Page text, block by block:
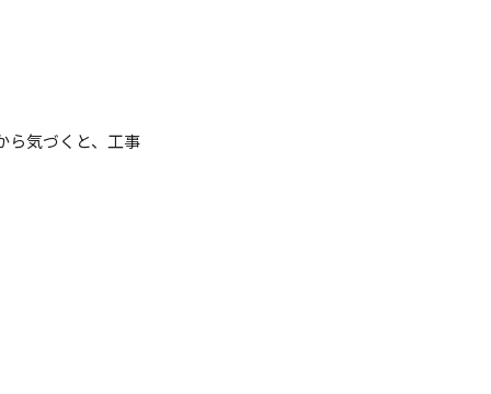
ら気づくと、工事